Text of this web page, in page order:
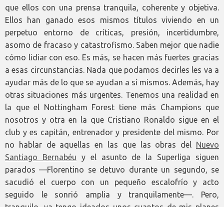
que ellos con una prensa tranquila, coherente y objetiva.
Ellos han ganado esos mismos títulos viviendo en un
perpetuo entorno de críticas, presión, incertidumbre,
asomo de fracaso y catastrofismo. Saben mejor que nadie
cómo lidiar con eso. Es más, se hacen más fuertes gracias
a esas circunstancias. Nada que podamos decirles les va a
ayudar más de lo que se ayudan a sí mismos. Además, hay
otras situaciones más urgentes. Tenemos una realidad en
la que el Nottingham Forest tiene más Champions que
nosotros y otra en la que Cristiano Ronaldo sigue en el
club y es capitán, entrenador y presidente del mismo. Por
no hablar de aquellas en las que las obras del Nuevo
Santiago Bernabéu y el asunto de la Superliga siguen
parados —Florentino se detuvo durante un segundo, se
sacudió el cuerpo con un pequeño escalofrío y acto
seguido le sonrió amplia y tranquilamente—. Pero,